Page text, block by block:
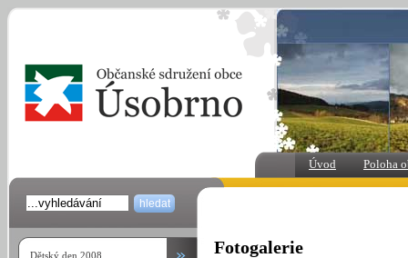
Úvod Poloha
Fotogalerie
Dětský den 2008